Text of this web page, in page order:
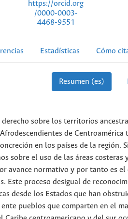
https://orcid.org
/0000-0003-
4468-9551
Estadísticas Cómo
Resumen (es)
sobre los territorios
de
en los países de la región.
sobre el uso de las áreas costeras
avance normativo y por tanto es el
Este proceso desigual de
desde los Estados que han
pueblos que comparten en el